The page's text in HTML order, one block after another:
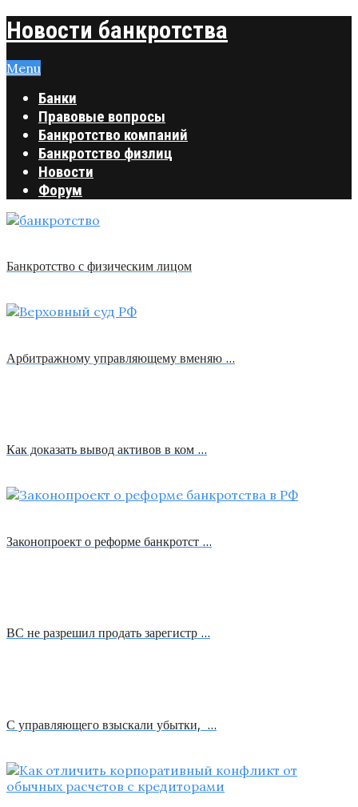
Новости банкротства
Menu
Банки
Правовые вопросы
Банкротство компаний
Банкротство физлиц
Новости
Форум
Банкротство с физическим лицом
Арбитражному управляющему вменяю …
Как доказать вывод активов в ком …
Законопроект о реформе банкротст …
ВС не разрешил продать зарегистр …
С управляющего взыскали убытки, …